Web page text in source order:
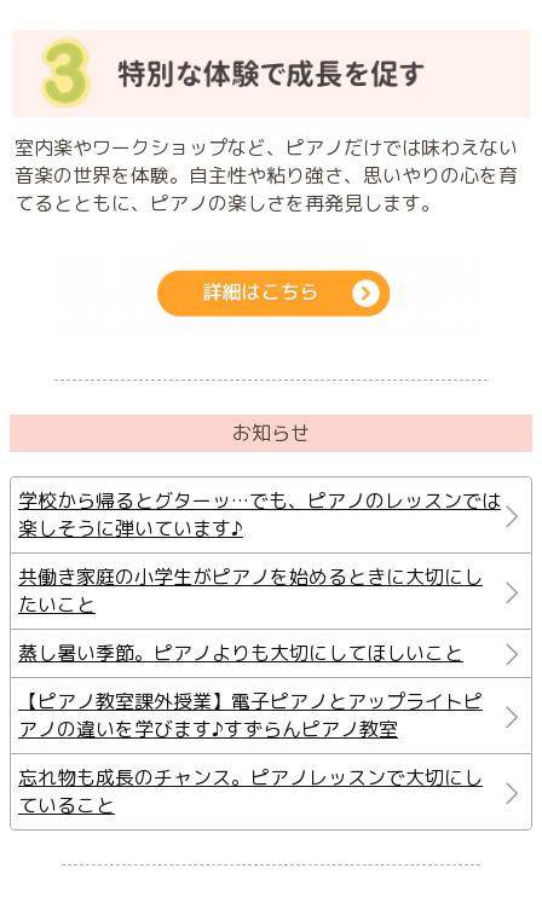
室内楽やワークショップなど、ピアノだけでは味わえない
音楽の世界を体験。自主性や粘り強さ、思いやりの心を育
てるとともに、ピアノの楽しさを再発見します。
お知らせ
学校から帰るとグターッ…でも、ピアノのレッスンでは
楽しそうに弾いています♪
共働き家庭の小学生がピアノを始めるときに大切にし
たいこと
蒸し暑い季節。ピアノよりも大切にしてほしいこと
【ピアノ教室課外授業】電子ピアノとアップライトピ
アノの違いを学びます♪すずらんピアノ教室
忘れ物も成長のチャンス。ピアノレッスンで大切にし
ていること